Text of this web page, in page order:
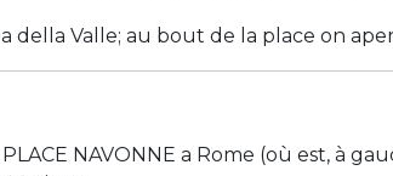
della Valle; au bout de la place on
NAVONNE a Rome (où est, à